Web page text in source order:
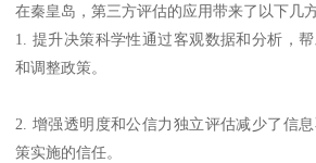
在秦皇岛，第三方评估的应用带来了以下几
1. 提升决策科学性通过客观数据和分析，
和调整政策。
2. 增强透明度和公信力独立评估减少了信
策实施的信任。